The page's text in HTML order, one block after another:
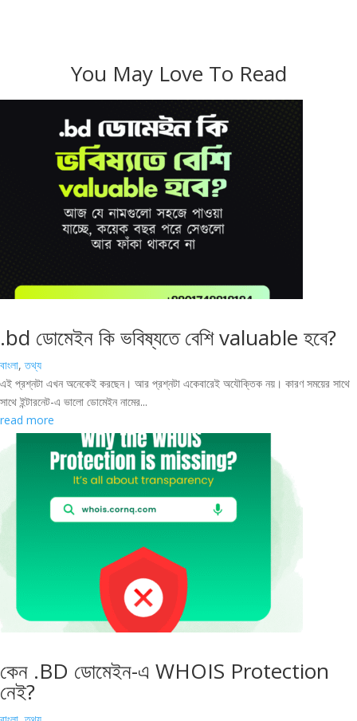
You May Love To Read
.bd ডোমেইন কি ভবিষ্যতে বেশি valuable হবে?
বাংলা,তথ্য
এই প্রশ্নটা এখন অনেকেই করছেন। আর প্রশ্নটা একেবারেই অযৌক্তিক নয়। কারণ সময়ের সাথে
সাথে ইন্টারনেট-এ ভালো ডোমেইন নামের...
read more
কেন .BD ডোমেইন-এ WHOIS Protection
নেই?